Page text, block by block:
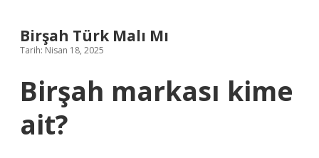
Birşah Türk Malı Mı
Tarih: Nisan 18, 2025
Birşah markası kime
ait?